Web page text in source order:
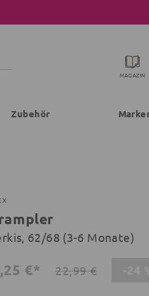
MAGAZIN
Zubehör
62/68 (3-6 Monate)
€* 22,99 €